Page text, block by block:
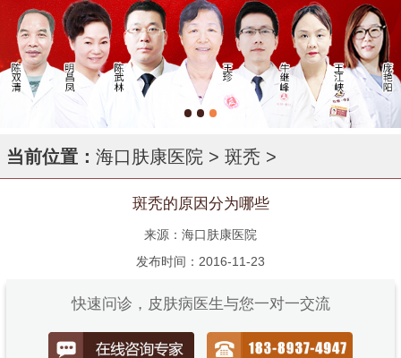
当前位置： 海口肤康医院 > 斑秃 >
斑秃的原因分为哪些
来源：海口肤康医院
发布时间：2016-11-23
快速问诊，皮肤病医生与您一对一交流